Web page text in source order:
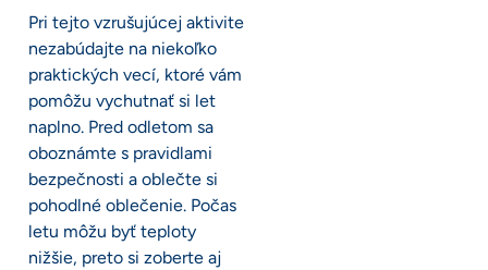
Pri tejto vzrušujúcej aktivite
nezabúdajte na niekoľko
praktických vecí, ktoré vám
pomôžu vychutnať si let
naplno. Pred odletom sa
oboznámte s pravidlami
bezpečnosti a oblečte si
pohodlné oblečenie. Počas
letu môžu byť teploty
nižšie, preto si zoberte aj